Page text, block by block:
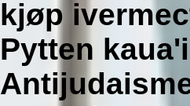
kjøp
Pytten